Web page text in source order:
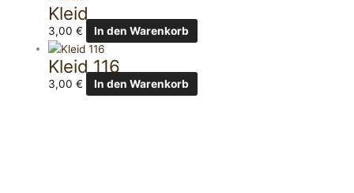
Kleid
3,00€ In den Warenkorb
Kleid 116
3,00€ In den Warenkorb